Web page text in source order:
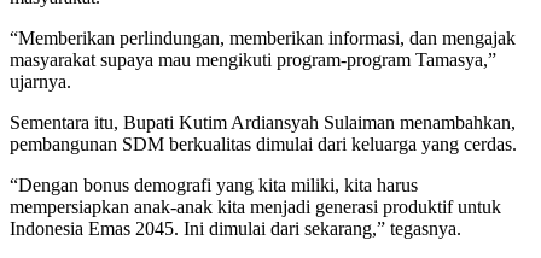
“Memberikan perlindungan, memberikan informasi, dan mengajak
masyarakat supaya mau mengikuti program-program Tamasya,”
ujarnya.
Sementara itu, Bupati Kutim Ardiansyah Sulaiman menambahkan,
pembangunan SDM berkualitas dimulai dari keluarga yang cerdas.
“Dengan bonus demografi yang kita miliki, kita harus
mempersiapkan anak-anak kita menjadi generasi produktif untuk
Indonesia Emas 2045. Ini dimulai dari sekarang,” tegasnya.